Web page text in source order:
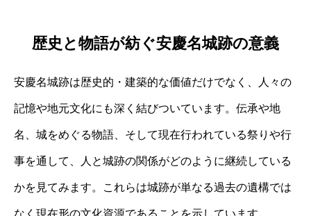
歴史と物語が紡ぐ安慶名城跡の意義
安慶名城跡は歴史的・建築的な価値だけでなく、人々の
記憶や地元文化にも深く結びついています。伝承や地
名、城をめぐる物語、そして現在行われている祭りや行
事を通して、人と城跡の関係がどのように継続している
かを見てみます。これらは城跡が単なる過去の遺構では
なく現在形の文化資源であることを示しています。